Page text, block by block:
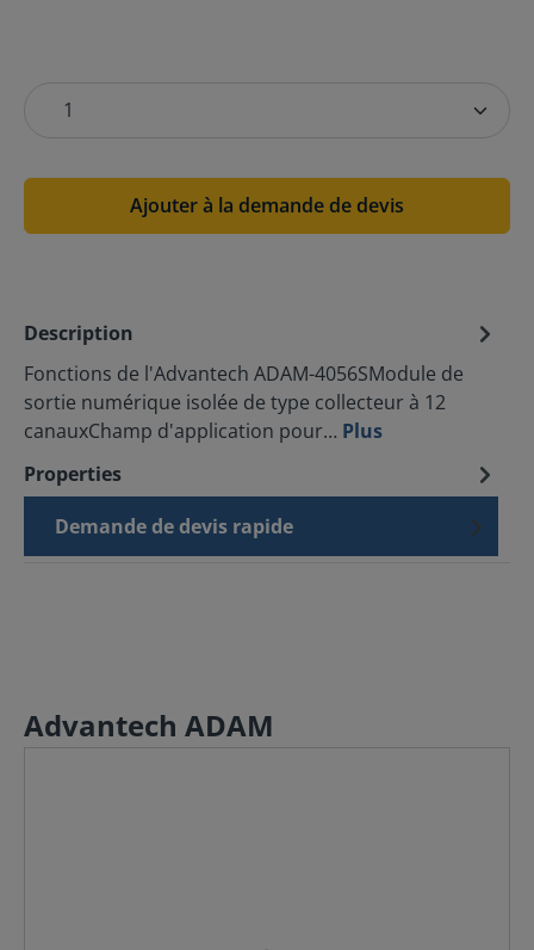
Ajouter à la demande de devis
Description
Fonctions de l'Advantech ADAM-4056SModule de
sortie numérique isolée de type collecteur à 12
canauxChamp d'application pour… Plus
Properties
Demande de devis rapide
Advantech ADAM